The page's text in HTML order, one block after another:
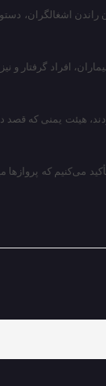
اشغالگران،
افراد گرفتار
هیئت یمنی که
می‌کنیم که